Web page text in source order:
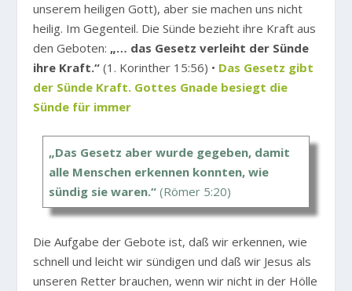
unserem heiligen Gott), aber sie machen uns nicht
heilig. Im Gegenteil. Die Sünde bezieht ihre Kraft aus
den Geboten: „… das Gesetz verleiht der Sünde
ihre Kraft.“ (1. Korinther 15:56) • Das Gesetz gibt
der Sünde Kraft. Gottes Gnade besiegt die
Sünde für immer
„Das Gesetz aber wurde gegeben, damit
alle Menschen erkennen konnten, wie
sündig sie waren.“ (Römer 5:20)
Die Aufgabe der Gebote ist, daß wir erkennen, wie
schnell und leicht wir sündigen und daß wir Jesus als
unseren Retter brauchen, wenn wir nicht in der Hölle